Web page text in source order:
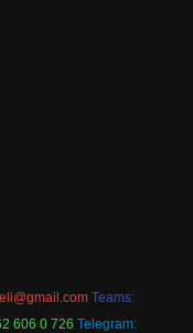
Teams:
606 0 726 Telegram: